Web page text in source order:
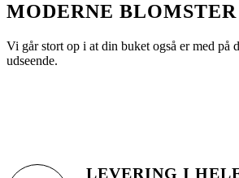
MODERNE BLOMSTER
Vi går stort op i at din buket også er med
udseende.
LEVERING I